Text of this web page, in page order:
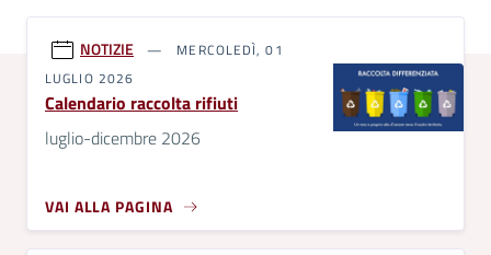
NOTIZIE
MERCOLEDÌ, 01
LUGLIO 2026
Calendario raccolta rifiuti
luglio-dicembre 2026
VAI ALLA PAGINA